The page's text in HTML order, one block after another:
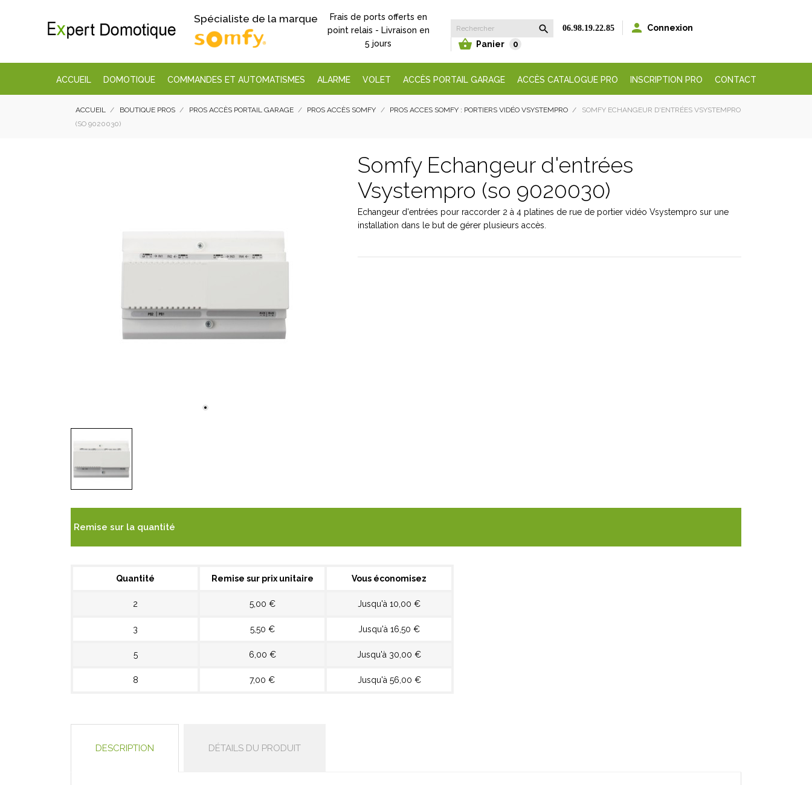
Spécialiste de la marque
Frais de ports offerts en
point relais - Livraison en
5 jours
 06.98.19.22.85  Connexion
 Panier 0
ACCUEIL DOMOTIQUE COMMANDES ET AUTOMATISMES ALARME VOLET ACCÈS PORTAIL GARAGE ACCÈS CATALOGUE PRO INSCRIPTION PRO CONTACT
ACCUEIL BOUTIQUE PROS PROS ACCÈS PORTAIL GARAGE PROS ACCÈS SOMFY PROS ACCES SOMFY : PORTIERS VIDÉO VSYSTEMPRO
SOMFY ECHANGEUR D'ENTRÉES VSYSTEMPRO
(SO 9020030)
Somfy Echangeur d'entrées
Vsystempro (so 9020030)
Echangeur d'entrées pour raccorder 2 à 4 platines de rue de portier vidéo Vsystempro sur une
installation dans le but de gérer plusieurs accès.
Remise sur la quantité
Quantité Remise sur prix unitaire Vous économisez
2 5,00 € Jusqu'à 10,00 €
3 5,50 € Jusqu'à 16,50 €
5 6,00 € Jusqu'à 30,00 €
8 7,00 € Jusqu'à 56,00 €
DESCRIPTION DÉTAILS DU PRODUIT